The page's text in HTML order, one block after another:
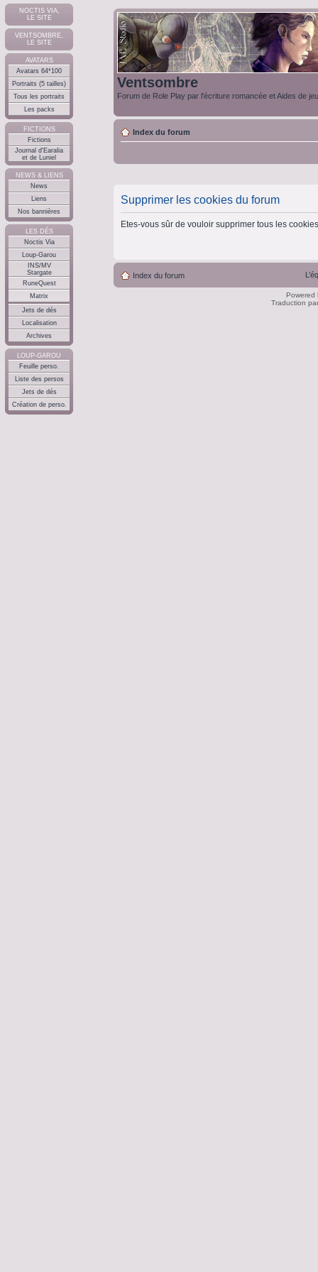
NOCTIS VIA,
LE SITE
VENTSOMBRE,
LE SITE
AVATARS
Avatars 64*100
Portraits (5 tailles)
Tous les portraits
Les packs
FICTIONS
Fictions
Journal d'Earalia
et de Luniel
NEWS & LIENS
News
Liens
Nos bannières
LES DÉS
Noctis Via
Loup-Garou
INS/MV
Stargate
RuneQuest
Matrix
Jets de dés
Localisation
Archives
LOUP-GAROU
Feuille perso.
Liste des persos
Jets de dés
Création de perso.
Ventsombre
Forum de Role Play par l'écriture romancée et Aides de
Index du forum
Supprimer les cookies du forum
Etes-vous sûr de vouloir supprimer tous les
Index du forum
Powered
Traduction